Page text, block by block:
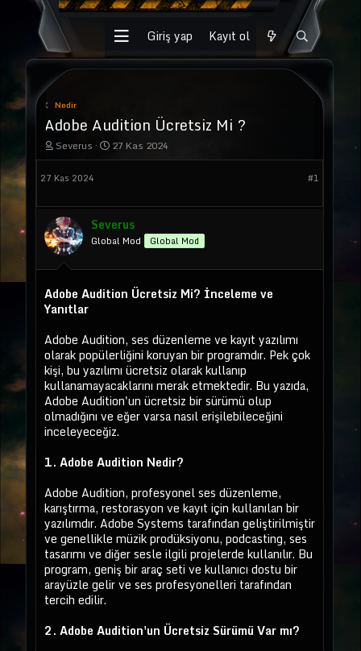
Giriş yap Kayıt ol
Nedir
Adobe Audition Ücretsiz Mi ?
K
o
u
u
b
a
ş
a
t
a
n
Severus
B
a
n
g
ç
a
r
i
27 Kas 2024
27 Kas 2024 #1
Severus
Global Mod Global Mod
Adobe Audition Ücretsiz Mi? İnceleme ve
Yanıtlar
Adobe Audition, ses düzenleme ve kayıt yazılımı
olarak popülerliğini koruyan bir programdır. Pek çok
kişi, bu yazılımı ücretsiz olarak kullanıp
kullanamayacaklarını merak etmektedir. Bu yazıda,
Adobe Audition'un ücretsiz bir sürümü olup
olmadığını ve eğer varsa nasıl erişilebileceğini
inceleyeceğiz.
1. Adobe Audition Nedir?
Adobe Audition, profesyonel ses düzenleme,
karıştırma, restorasyon ve kayıt için kullanılan bir
yazılımdır. Adobe Systems tarafından geliştirilmiştir
ve genellikle müzik prodüksiyonu, podcasting, ses
tasarımı ve diğer sesle ilgili projelerde kullanılır. Bu
program, geniş bir araç seti ve kullanıcı dostu bir
arayüzle gelir ve ses profesyonelleri tarafından
tercih edilir.
2. Adobe Audition'un Ücretsiz Sürümü Var mı?